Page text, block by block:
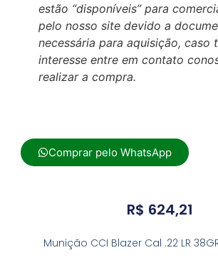
estão “disponíveis” para
pelo nosso site devido a
necessária para aquisição, caso
interesse entre em contato
realizar a compra.
Comprar pelo WhatsApp
R$ 624,21
Munição CCI Blazer Cal .22 LR